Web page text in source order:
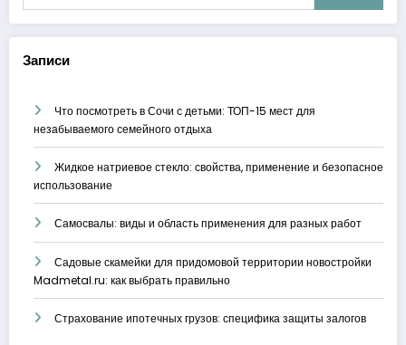
Записи
Что посмотреть в Сочи с детьми: ТОП-15 мест для
незабываемого семейного отдыха
Жидкое натриевое стекло: свойства, применение и безопасное
использование
Самосвалы: виды и область применения для разных работ
Садовые скамейки для придомовой территории новостройки
Madmetal.ru: как выбрать правильно
Страхование ипотечных грузов: специфика защиты залогов